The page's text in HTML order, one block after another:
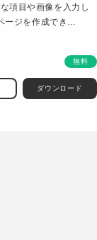
項目や画像を入力し
ージを作成でき…
無料
ダウンロード